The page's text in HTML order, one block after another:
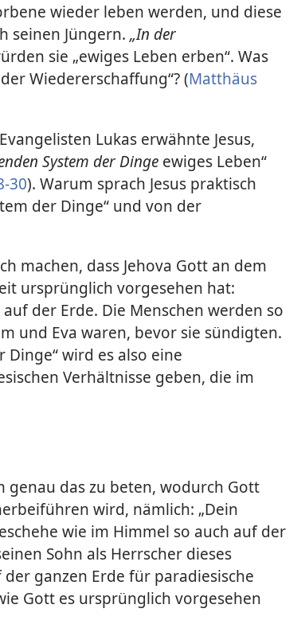
wieder leben werden, und diese
seinen Jüngern. „In der
sie „ewiges Leben erben“. Was
Wiedererschaffung“? (Matthäus
Lukas erwähnte Jesus,
System der Dinge ewiges Leben“
30). Warum sprach Jesus praktisch
der Dinge“ und von der
machen, dass Jehova Gott an dem
ursprünglich vorgesehen hat:
der Erde. Die Menschen werden so
und Eva waren, bevor sie sündigten.
wird es also eine
Verhältnisse geben, die im
genau das zu beten, wodurch Gott
wird, nämlich: „Dein
wie im Himmel so auch auf der
Sohn als Herrscher dieses
ganzen Erde für paradiesische
Gott es ursprünglich vorgesehen